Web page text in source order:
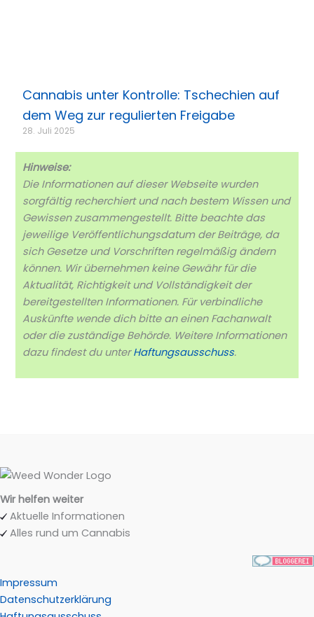
Cannabis unter Kontrolle: Tschechien auf
dem Weg zur regulierten Freigabe
28. Juli 2025
Hinweise:
Die Informationen auf dieser Webseite wurden
sorgfältig recherchiert und nach bestem Wissen und
Gewissen zusammengestellt. Bitte beachte das
jeweilige Veröffentlichungsdatum der Beiträge, da
sich Gesetze und Vorschriften regelmäßig ändern
können. Wir übernehmen keine Gewähr für die
Aktualität, Richtigkeit und Vollständigkeit der
bereitgestellten Informationen. Für verbindliche
Auskünfte wende dich bitte an einen Fachanwalt
oder die zuständige Behörde. Weitere Informationen
dazu findest du unterHaftungsausschuss.
Wir helfen weiter
Aktuelle Informationen
Alles rund um Cannabis
Impressum
Datenschutzerklärung